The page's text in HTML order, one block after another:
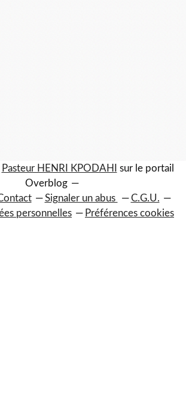
Pasteur HENRI KPODAHI
sur le portail
Overblog
Signaler un abus
C.G.U.
personnelles
Préférences cookies